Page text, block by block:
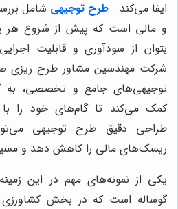
ایفا می‌کند. طرح توجیهی شامل
و مالی است که پیش از شروع هر
بتوان از سودآوری و قابلیت
شرکت مهندسین مشاور طرح ریزی
توجیهی‌های جامع و تخصصی، به
کمک می‌کند تا گام‌های خود را با
طراحی دقیق طرح توجیهی
ریسک‌های مالی را کاهش دهد و مسیر
یکی از نمونه‌های مهم در این
گوساله است که در بخش کشاورزی